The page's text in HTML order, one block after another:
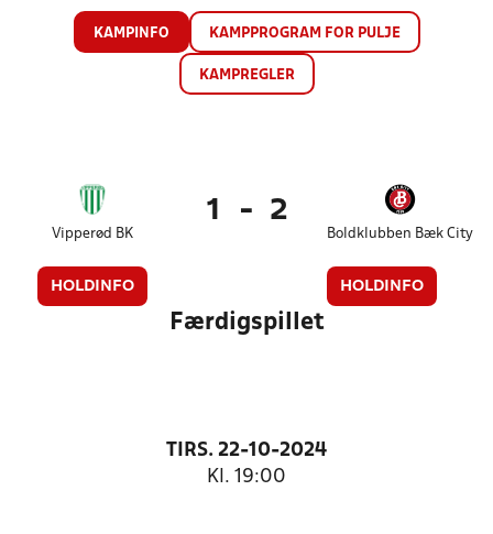
KAMPINFO KAMPPROGRAM FOR PULJE
KAMPREGLER
Vipperød BK
HOLDINFO
1 - 2
Boldklubben Bæk City
HOLDINFO
Færdigspillet
TIRS. 22-10-2024
Kl. 19:00